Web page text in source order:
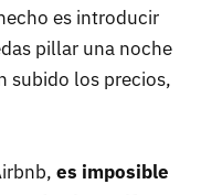
es introducir
pillar una noche
subido los precios,
es imposible